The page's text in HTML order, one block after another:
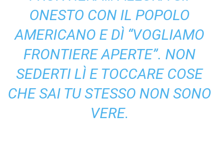
ONESTO CON IL POPOLO
AMERICANO E DÌ “VOGLIAMO
FRONTIERE APERTE”. NON
SEDERTI LÌ E TOCCARE COSE
CHE SAI TU STESSO NON SONO
VERE.